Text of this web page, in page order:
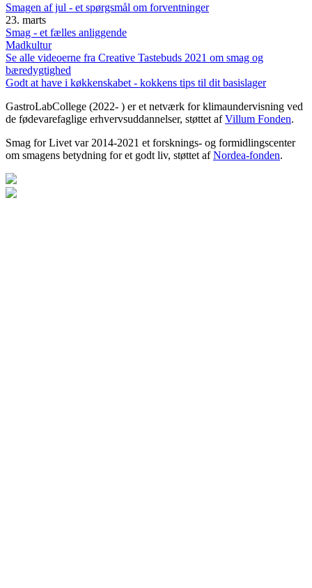
Smagen af jul - et spørgsmål om forventninger
23. marts
Smag - et fælles anliggende
Madkultur
Se alle videoerne fra Creative Tastebuds 2021 om smag og
bæredygtighed
Godt at have i køkkenskabet - kokkens tips til dit basislager
GastroLabCollege (2022- ) er et netværk for klimaundervisning ved
de fødevarefaglige erhvervsuddannelser, støttet afVillum Fonden.
Smag for Livet var 2014-2021 et forsknings- og formidlingscenter
om smagens betydning for et godt liv, støttet afNordea-fonden.